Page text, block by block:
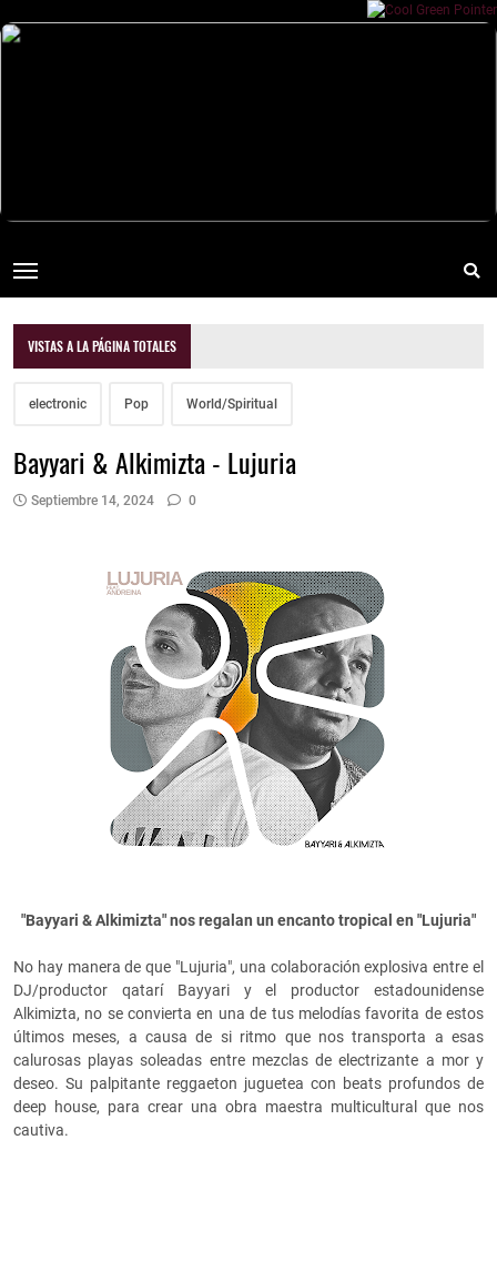
VISTAS A LA PÁGINA TOTALES
electronic Pop World/Spiritual
Bayyari & Alkimizta - Lujuria
Septiembre 14, 2024 0
"Bayyari & Alkimizta" nos regalan un encanto tropical en "Lujuria"
No hay manera de que "Lujuria", una colaboración explosiva entre el
DJ/productor qatarí Bayyari y el productor estadounidense
Alkimizta, no se convierta en una de tus melodías favorita de estos
últimos meses, a causa de si ritmo que nos transporta a esas
calurosas playas soleadas entre mezclas de electrizante a mor y
deseo. Su palpitante reggaeton juguetea con beats profundos de
deep house, para crear una obra maestra multicultural que nos
cautiva.